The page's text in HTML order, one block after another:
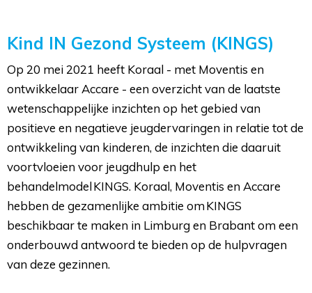
Kind IN Gezond Systeem (KINGS)
Op 20 mei 2021 heeft Koraal - met Moventis en
ontwikkelaar Accare - een overzicht van de laatste
wetenschappelijke inzichten op het gebied van
positieve en negatieve jeugdervaringen in relatie tot de
ontwikkeling van kinderen, de inzichten die daaruit
voortvloeien voor jeugdhulp en het
behandelmodel KINGS. Koraal, Moventis en Accare
hebben de gezamenlijke ambitie om KINGS
beschikbaar te maken in Limburg en Brabant om een
onderbouwd antwoord te bieden op de hulpvragen
van deze gezinnen.